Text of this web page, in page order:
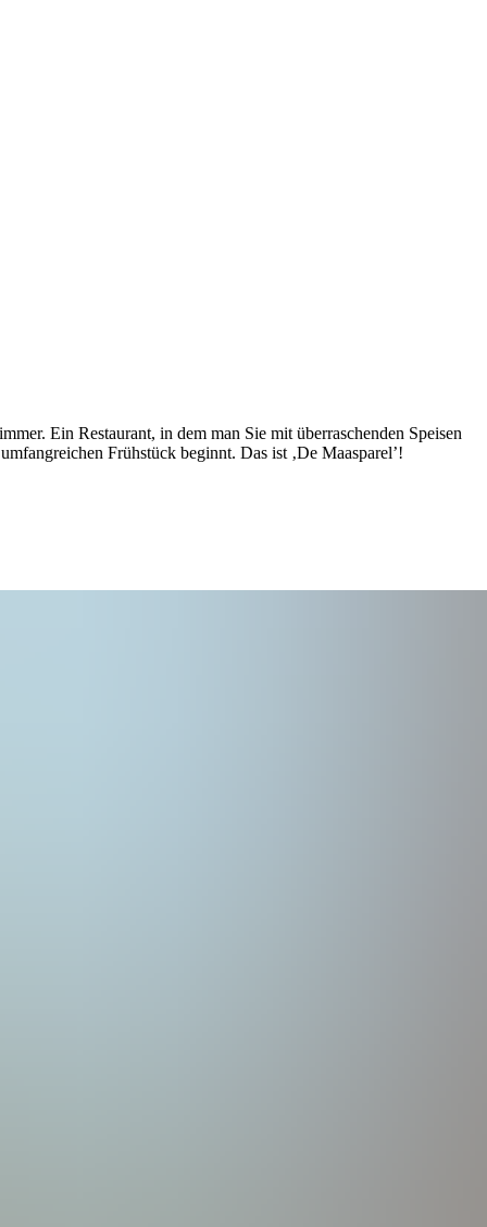
Ein Restaurant, in dem man Sie mit überraschenden Speisen
Frühstück beginnt. Das ist ‚De Maasparel’!